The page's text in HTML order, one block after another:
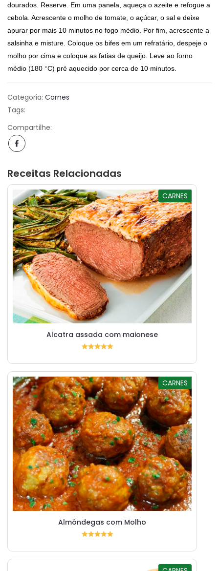
dourados. Reserve. Em uma panela, aqueça o azeite e refogue a
cebola. Acrescente o molho de tomate, o açúcar, o sal e deixe
apurar por mais 10 minutos no fogo médio. Por fim, acrescente a
salsinha e misture. Coloque os bifes em um refratário, despeje o
molho por cima e coloque as fatias de queijo. Leve ao forno
médio (180 °C) pré aquecido por cerca de 10 minutos.
Categoria: Carnes
Tags:
Compartilhe:
Receitas Relacionadas
CARNES
Alcatra assada com maionese
CARNES
Almôndegas com Molho